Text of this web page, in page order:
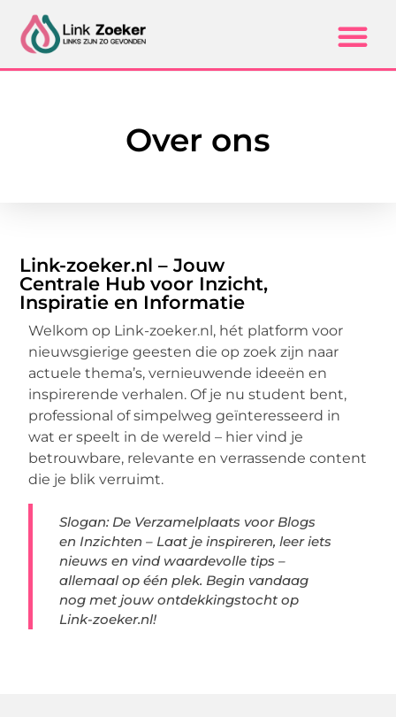
Over ons
Link-zoeker.nl – Jouw
Centrale Hub voor Inzicht,
Inspiratie en Informatie
Welkom op Link-zoeker.nl, hét platform voor
nieuwsgierige geesten die op zoek zijn naar
actuele thema’s, vernieuwende ideeën en
inspirerende verhalen. Of je nu student bent,
professional of simpelweg geïnteresseerd in
wat er speelt in de wereld – hier vind je
betrouwbare, relevante en verrassende content
die je blik verruimt.
Slogan: De Verzamelplaats voor Blogs
en Inzichten – Laat je inspireren, leer iets
nieuws en vind waardevolle tips –
allemaal op één plek. Begin vandaag
nog met jouw ontdekkingstocht op
Link-zoeker.nl!